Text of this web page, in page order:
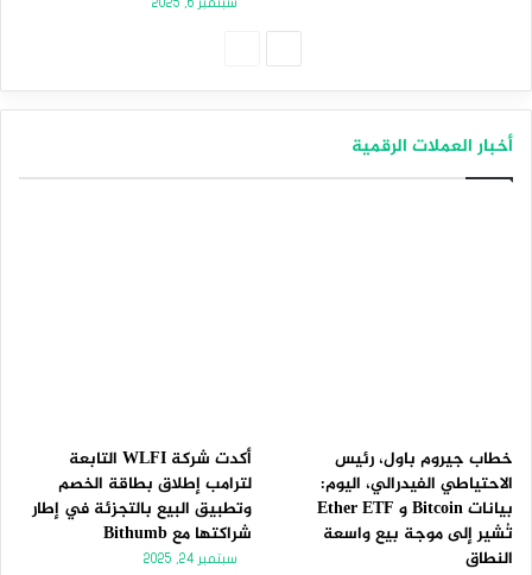
أخبار العملات الرقمية
خطاب جيروم باول، رئيس
الاحتياطي الفيدرالي، اليوم:
بيانات Bitcoin و Ether ETF
تُشير إلى موجة بيع واسعة
النطاق
أكدت شركة WLFI التابعة
لترامب إطلاق بطاقة الخصم
وتطبيق البيع بالتجزئة في إطار
شراكتها مع Bithumb
سبتمبر 24, 2025